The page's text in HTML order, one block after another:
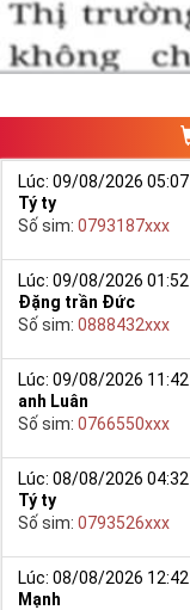
Lúc: 09/08/2026 05:07
Tý ty
Số sim: 0793187xxx
Lúc: 09/08/2026 01:52
Đặng trần Đức
Số sim: 0888432xxx
Lúc: 09/08/2026 11:42
anh Luân
Số sim: 0766550xxx
Lúc: 08/08/2026 04:32
Tý ty
Số sim: 0793526xxx
Lúc: 08/08/2026 12:42
Mạnh